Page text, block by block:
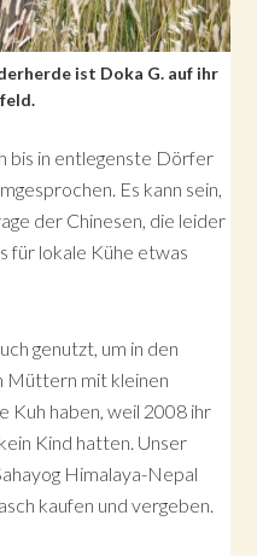
ist Doka G. auf ihr
bis in entlegenste Dörfer
Es kann sein,
der Chinesen, die leider
für lokale Kühe etwas
genutzt, um in den
Müttern mit kleinen
Kuh haben, weil 2008 ihr
Kind hatten. Unser
Himalaya-Nepal
kaufen und vergeben.